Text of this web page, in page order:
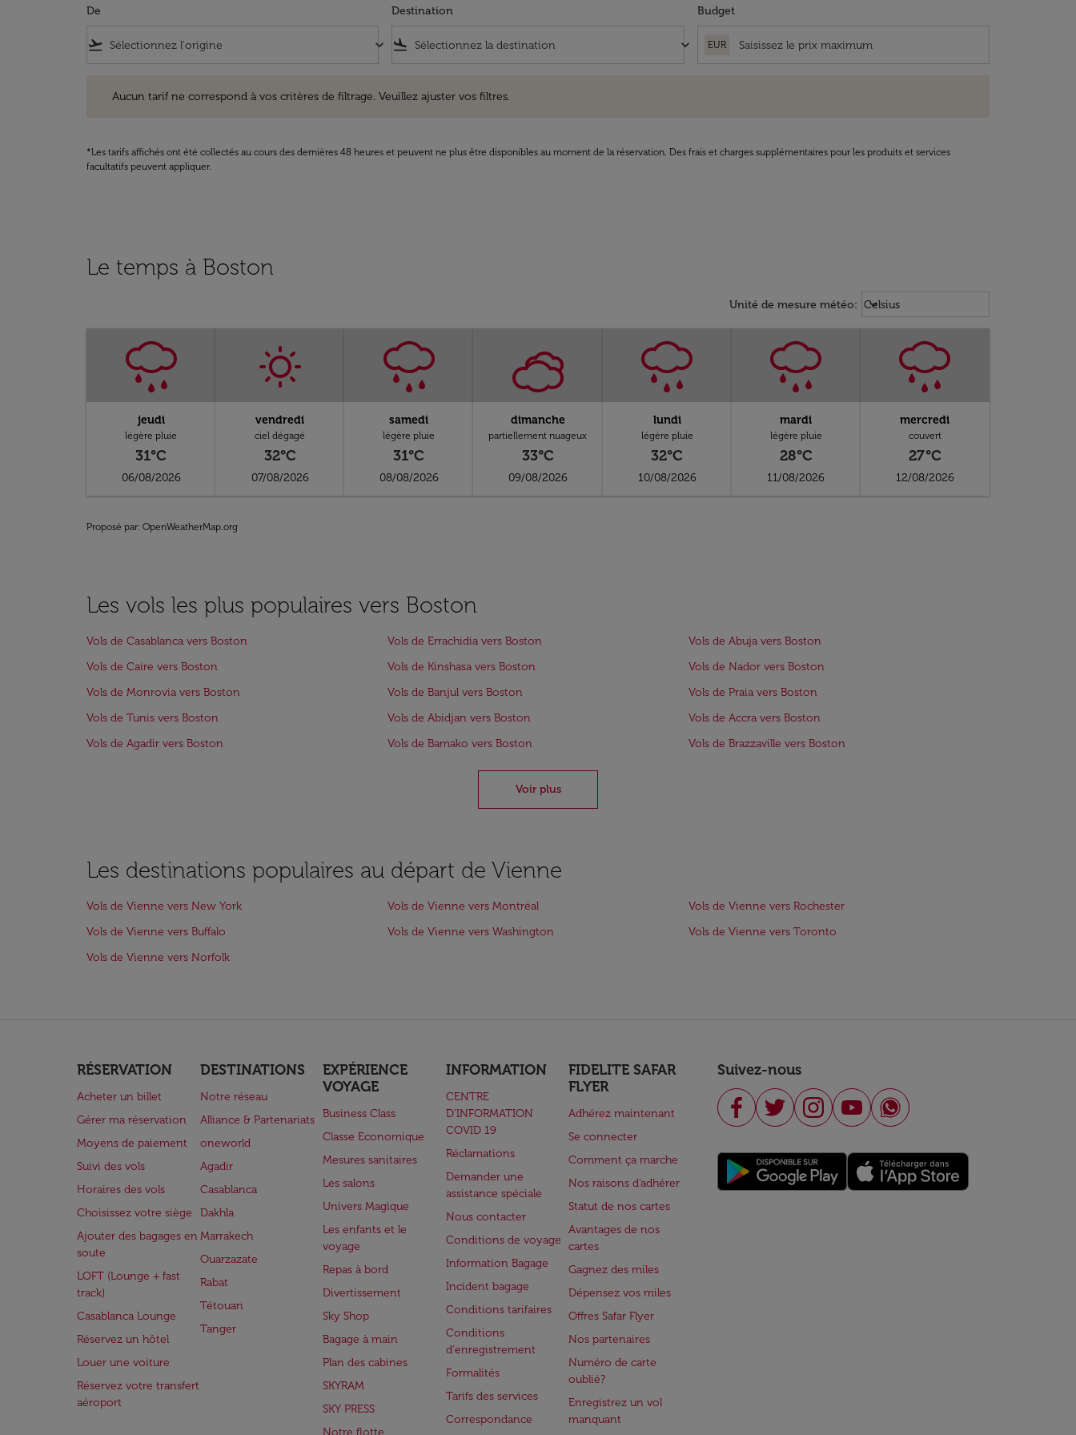
De
flight_takeoff keyboard_arrow_down
Destination
flight_land keyboard_arrow_down
Budget
EUR
Aucun tarif ne correspond à vos critères de filtrage. Veuillez ajuster vos filtres.
*Les tarifs affichés ont été collectés au cours des dernières 48 heures et peuvent ne plus être disponibles au moment de la réservation. Des frais et charges supplémentaires pour les produits et services
facultatifs peuvent appliquer.
Le temps à Boston
Unité de mesure météo: Weather unit option Celsius
Celsius
keyboard_arrow_down
jeudi
légère pluie
31°C
06/08/2026
vendredi
ciel dégagé
32°C
07/08/2026
samedi
légère pluie
31°C
08/08/2026
dimanche
partiellement nuageux
33°C
09/08/2026
lundi
légère pluie
32°C
10/08/2026
mardi
légère pluie
28°C
11/08/2026
mercredi
couvert
27°C
12/08/2026
Proposé par: OpenWeatherMap.org
Les vols les plus populaires vers Boston
Vols de Casablanca vers Boston Vols de Errachidia vers Boston
Vols de Abuja vers Boston
Vols de Caire vers Boston
Vols de Kinshasa vers Boston
Vols de Nador vers Boston
Vols de Monrovia vers Boston
Vols de Banjul vers Boston
Vols de Praia vers Boston
Vols de Tunis vers Boston
Vols de Abidjan vers Boston
Vols de Accra vers Boston
Vols de Agadir vers Boston
Vols de Bamako vers Boston Vols de Brazzaville vers Boston
Voir plus
Les destinations populaires au départ de Vienne
Vols de Vienne vers New York Vols de Vienne vers Montréal
Vols de Vienne vers Rochester
Vols de Vienne vers Buffalo
Vols de Vienne vers Washington
Vols de Vienne vers Toronto
Vols de Vienne vers Norfolk
RÉSERVATION
Acheter un billet
Gérer ma réservation
Moyens de paiement
Suivi des vols
Horaires des vols
Choisissez votre siège
Ajouter des bagages en
soute
LOFT (Lounge + fast
track)
Casablanca Lounge
Réservez un hôtel
Louer une voiture
Réservez votre transfert
aéroport
DESTINATIONS
Notre réseau
Alliance & Partenariats
oneworld
Agadir
Casablanca
Dakhla
Marrakech
Ouarzazate
Rabat
Tétouan
Tanger
EXPÉRIENCE
VOYAGE
Business Class
Classe Economique
Mesures sanitaires
Les salons
Univers Magique
Les enfants et le
voyage
Repas à bord
Divertissement
Sky Shop
Bagage à main
Plan des cabines
SKYRAM
SKY PRESS
Notre flotte
INFORMATION
CENTRE
D’INFORMATION
COVID 19
Réclamations
Demander une
assistance spéciale
Nous contacter
Conditions de voyage
Information Bagage
Incident bagage
Conditions tarifaires
Conditions
d'enregistrement
Formalités
Tarifs des services
Correspondance
FIDELITE SAFAR
FLYER
Adhérez maintenant
Se connecter
Comment ça marche
Nos raisons d'adhérer
Statut de nos cartes
Avantages de nos
cartes
Gagnez des miles
Dépensez vos miles
Offres Safar Flyer
Nos partenaires
Numéro de carte
oublié?
Enregistrez un vol
manquant
Suivez-nous